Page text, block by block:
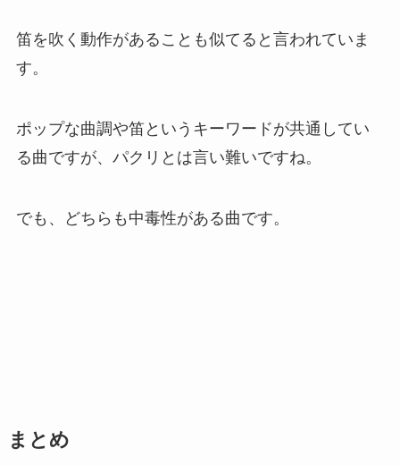
笛を吹く動作があることも似てると言われていま
す。
ポップな曲調や笛というキーワードが共通してい
る曲ですが、パクリとは言い難いですね。
でも、どちらも中毒性がある曲です。
まとめ